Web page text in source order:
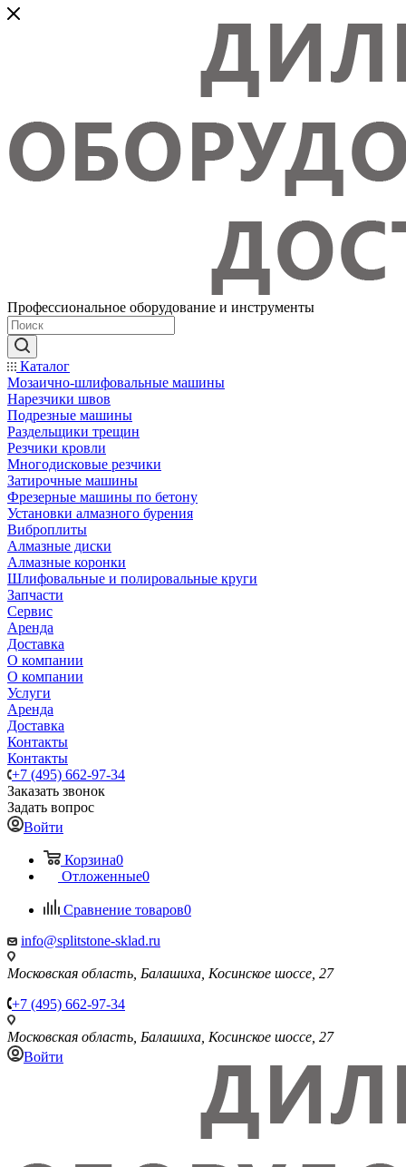
Профессиональное оборудование и инструменты
Каталог
Мозаично-шлифовальные машины
Нарезчики швов
Подрезные машины
Раздельщики трещин
Резчики кровли
Многодисковые резчики
Затирочные машины
Фрезерные машины по бетону
Установки алмазного бурения
Виброплиты
Алмазные диски
Алмазные коронки
Шлифовальные и полировальные круги
Запчасти
Сервис
Аренда
Доставка
О компании
О компании
Услуги
Аренда
Доставка
Контакты
Контакты
+7 (495) 662-97-34
Заказать звонок
Задать вопрос
Войти
Корзина0
Отложенные0
Сравнение товаров0
info@splitstone-sklad.ru
Московская область, Балашиха, Косинское шоссе, 27
+7 (495) 662-97-34
Московская область, Балашиха, Косинское шоссе, 27
Войти